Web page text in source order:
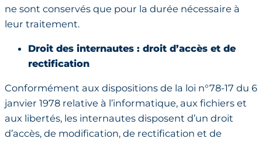
ne sont conservés que pour la durée nécessaire à
leur traitement.
Droit des internautes : droit d’accès et de
rectification
Conformément aux dispositions de la loi n°78-17 du 6
janvier 1978 relative à l’informatique, aux fichiers et
aux libertés, les internautes disposent d’un droit
d’accès, de modification, de rectification et de